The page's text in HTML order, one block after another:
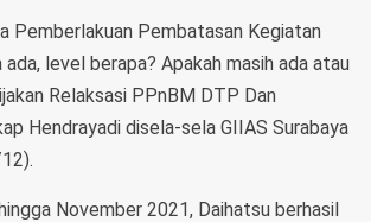
Pemberlakuan Pembatasan Kegiatan
level berapa? Apakah masih ada atau
Relaksasi PPnBM DTP Dan
Hendrayadi disela-sela GIIAS Surabaya
November 2021, Daihatsu berhasil